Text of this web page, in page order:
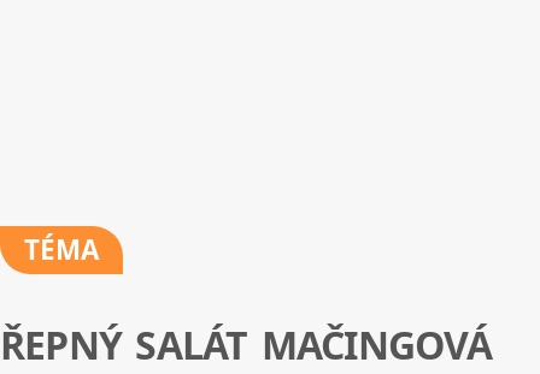
TÉMA
ŘEPNÝ SALÁT MAČINGOVÁ